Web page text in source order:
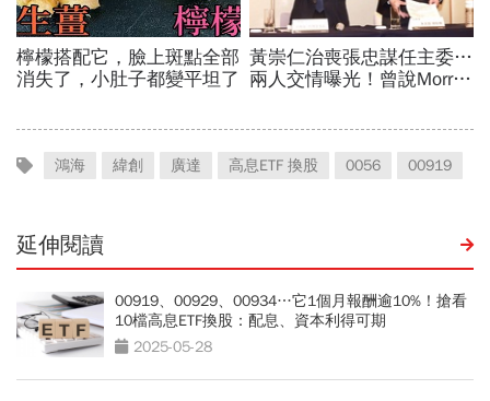
鴻海 緯創 廣達 高息ETF 換股 0056 00919
延伸閱讀
00919、00929、00934…它1個月報酬逾10%！搶看
10檔高息ETF換股：配息、資本利得可期
2025-05-28